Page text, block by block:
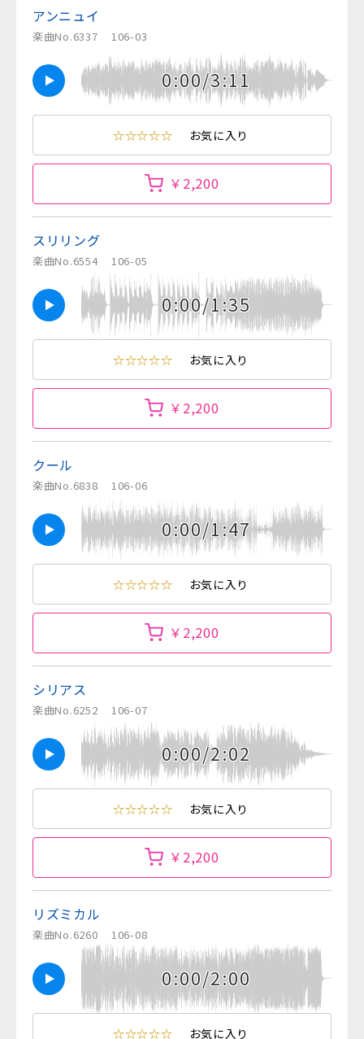
アンニュイ
楽曲No.6337 106-03
0:00/3:11
☆☆☆☆☆ お気に入り
￥2,200
スリリング
楽曲No.6554 106-05
0:00/1:35
☆☆☆☆☆ お気に入り
￥2,200
クール
楽曲No.6838 106-06
0:00/1:47
☆☆☆☆☆ お気に入り
￥2,200
シリアス
楽曲No.6252 106-07
0:00/2:02
☆☆☆☆☆ お気に入り
￥2,200
リズミカル
楽曲No.6260 106-08
0:00/2:00
☆☆☆☆☆ お気に入り